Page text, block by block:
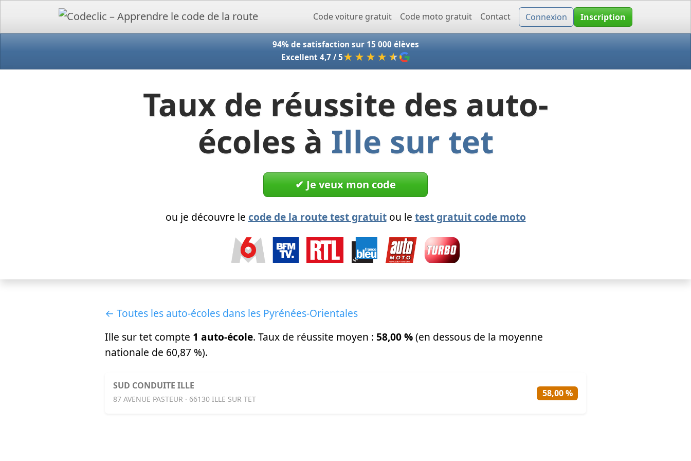
Accueil - CodeclicCode voiture gratuit Code moto gratuit Contact Connexion Inscription
94% de satisfaction sur 15 000 élèves
Excellent 4,7 / 5★★★★ ★
Taux de réussite des auto-
écoles à Ille sur tet
✔︎ Je veux mon code
ou je découvre le code de la route test gratuitou le test gratuit code moto
← Toutes les auto-écoles dans les Pyrénées-Orientales
Ille sur tet compte 1 auto-école. Taux de réussite moyen : 58,00 %(en dessous de la moyenne
nationale de 60,87 %).
SUD CONDUITE ILLE
87 AVENUE PASTEUR · 66130 ILLE SUR TET
58,00 %